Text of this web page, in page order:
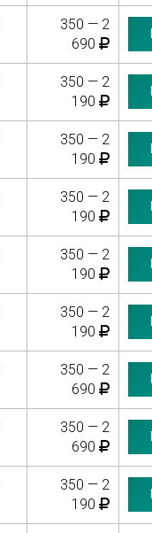
350 — 2
690
350 — 2
190
350 — 2
190
350 — 2
190
350 — 2
190
350 — 2
190
350 — 2
690
350 — 2
690
350 — 2
190